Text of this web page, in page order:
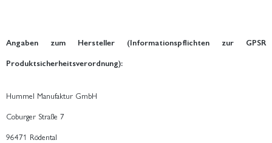
Angaben zum Hersteller (Informationspflichten zur GPSR
Produktsicherheitsverordnung):
Hummel Manufaktur GmbH
Coburger Straße 7
96471 Rödental